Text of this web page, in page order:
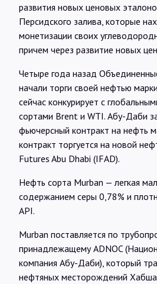
развития новых ценовых
Персидского залива, которые
монетизации своих
причем через развитие новых
Четыре года назад
начали торги своей нефтью
сейчас конкурирует с
сортами Brent и WTI. Абу-Даби
фьючерсный контракт на нефть
контракт торгуется на новой
Futures Abu Dhabi (IFAD).
Нефть сорта Murban — легкая
содержанием серы 0,78% и
API.
Murban поставляется по
принадлежащему ADNOC
компания Абу-Даби), который
нефтяных месторождений